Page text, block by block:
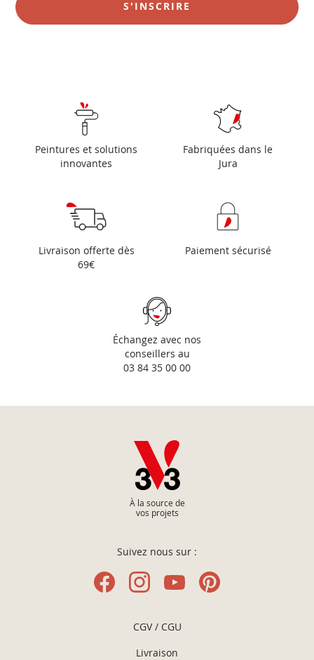
:
S'INSCRIRE
Peintures et solutions
innovantes
Fabriquées dans le
Jura
Livraison offerte dès
69€
Paiement sécurisé
Échangez avec nos
conseillers au
03 84 35 00 00
À la source de
vos projets
Suivez nous sur :
CGV / CGU
Livraison